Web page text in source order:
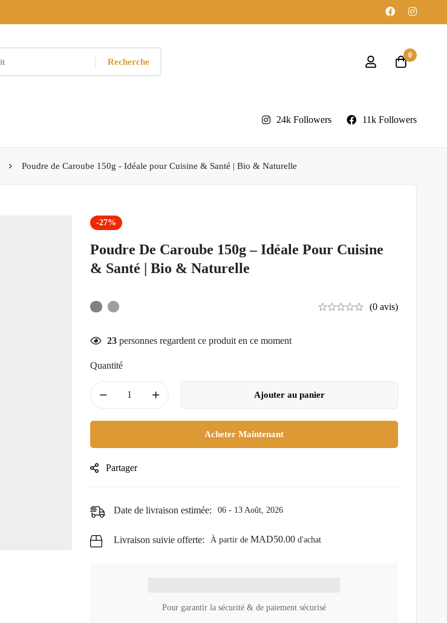
Recherche
0
24k Followers 11k Followers
Poudre de Caroube 150g - Idéale pour Cuisine & Santé | Bio & Naturelle
-27%
Poudre De Caroube 150g – Idéale Pour Cuisine
& Santé | Bio & Naturelle
(0 avis)
23 personnes regardent ce produit en ce moment
Quantité
Ajouter au panier
Acheter Maintenant
Partager
Date de livraison estimée: 06 - 13 Août, 2026
Livraison suivie offerte: À partir de MAD50.00 d'achat
Pour garantir la sécurité & de paiement sécurisé